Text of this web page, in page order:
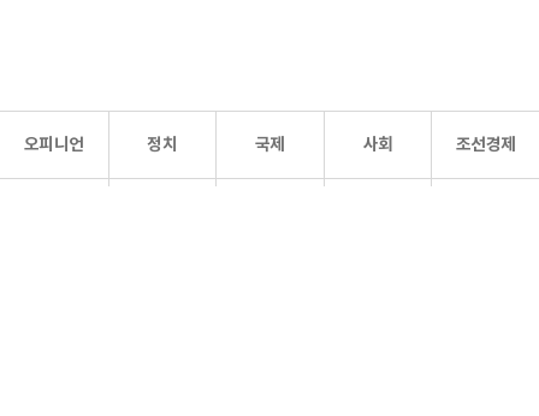
오피니언 정치 국제 사회 조선경제